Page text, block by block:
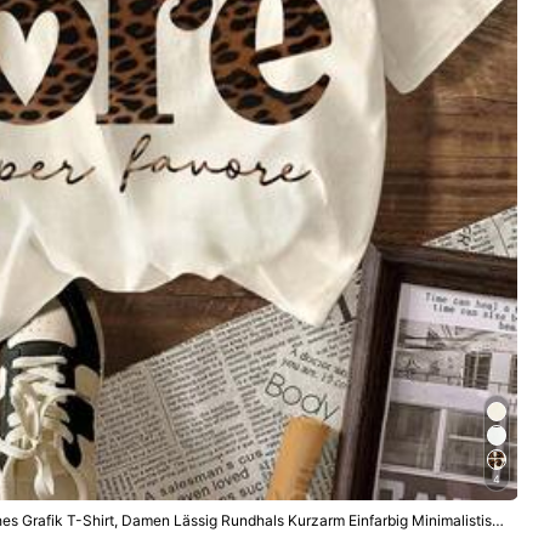
4
Grafik T-Shirt, Damen Lässig Rundhals Kurzarm Einfarbig Minimalistisc